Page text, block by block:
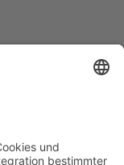
* Alle Preise inkl. MwSt.